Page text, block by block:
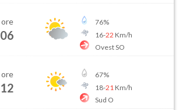
ore
06
76%
16-22 Km/h
Ovest SO
ore
12
67%
18-21 Km/h
Sud O